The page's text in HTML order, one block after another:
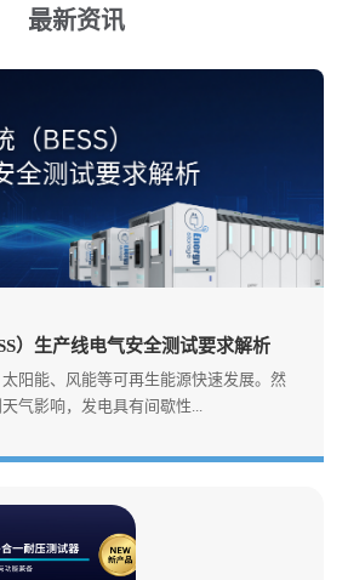
最新资讯
）生产线电气安全测试要求解析
阳能、风能等可再生能源快速发展。然
气影响，发电具有间歇性...